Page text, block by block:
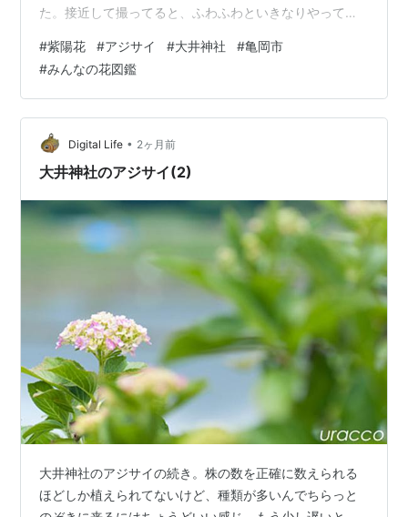
た。接近して撮ってると、ふわふわといきなりやって来
これで終了。今週末あたりはさらにいろんな種類が咲い
てるかも!? ランキング参加中gooからきました ランキン
グ参加中写真・カメラ ランキング参加中ガジェット ラン
キング参加中自動車
#紫陽花 #アジサイ #大井神社 #亀岡市
#みんなの花図鑑
Digital Life • 2ヶ月前
大井神社のアジサイ(2)
大井神社のアジサイの続き。株の数を正確に数えられる
ほどしか植えられてないけど、種類が多いんでちらっと